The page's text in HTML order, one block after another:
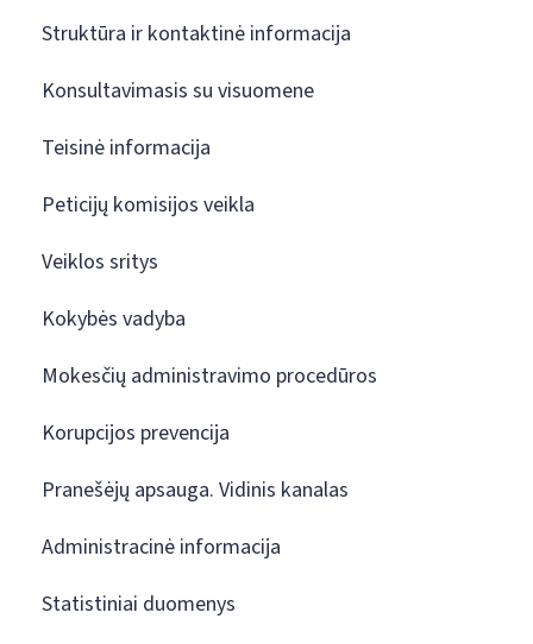
Struktūra ir kontaktinė informacija
Konsultavimasis su visuomene
Teisinė informacija
Peticijų komisijos veikla
Veiklos sritys
Kokybės vadyba
Mokesčių administravimo procedūros
Korupcijos prevencija
Pranešėjų apsauga. Vidinis kanalas
Administracinė informacija
Statistiniai duomenys